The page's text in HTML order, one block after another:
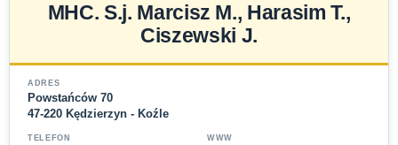
MHC. S.j. Marcisz M., Harasim T.,
Ciszewski J.
ADRES
Powstańców 70
47-220 Kędzierzyn - Koźle
TELEFON WWW